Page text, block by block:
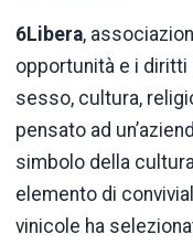
6Libera,
opportunità e i
sesso, cultura,
pensato ad
simbolo della
elemento di
vinicole ha